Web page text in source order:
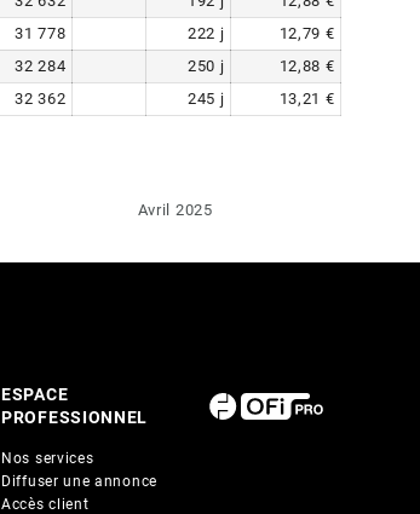
31 778 222 j 12,79 €
32 284 250 j 12,88 €
32 362 245 j 13,21 €
Avril 2025
ESPACE
PROFESSIONNEL
Nos services
Diffuser une annonce
Accès client